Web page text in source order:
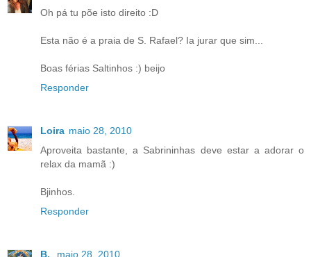
Oh pá tu põe isto direito :D
Esta não é a praia de S. Rafael? Ia jurar que sim...
Boas férias Saltinhos :) beijo
Responder
Loira maio 28, 2010
Aproveita bastante, a Sabrininhas deve estar a adorar o
relax da mamã :)
Bjinhos.
Responder
B.
maio 28, 2010